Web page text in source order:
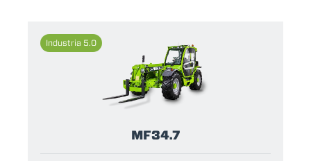
Industria 5.0
MF34.7